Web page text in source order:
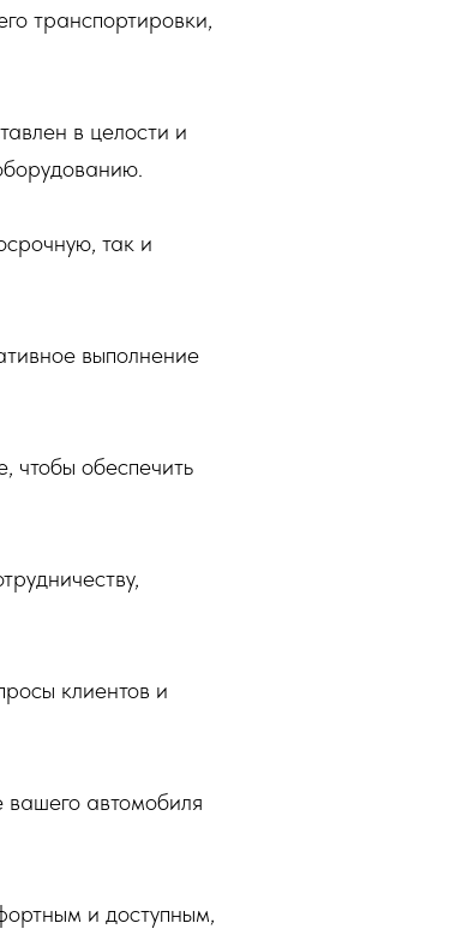
транспортировки,
в целости и
так и
выполнение
чтобы обеспечить
клиентов и
автомобиля
и доступным,